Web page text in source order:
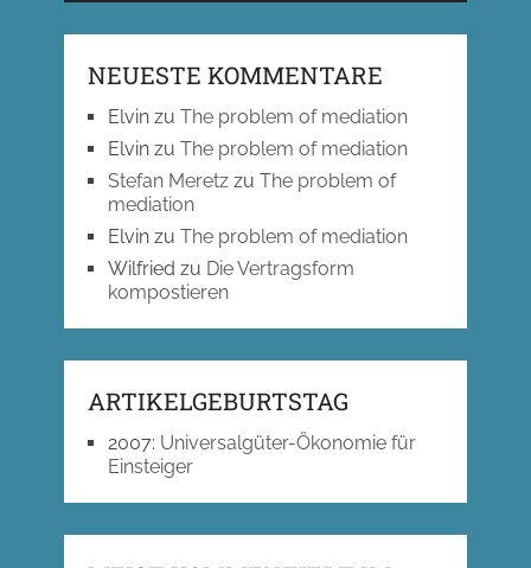
NEUESTE KOMMENTARE
Elvinzu The problem of mediation
Elvinzu The problem of mediation
Stefan Meretzzu The problem of
mediation
Elvinzu The problem of mediation
Wilfried zu Die Vertragsform
kompostieren
ARTIKELGEBURTSTAG
2007: Universalgüter-Ökonomie für
Einsteiger